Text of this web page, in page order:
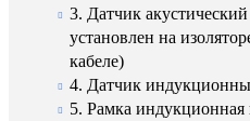
3. Датчик
установлен на
кабеле)
4. Датчик
5. Рамка